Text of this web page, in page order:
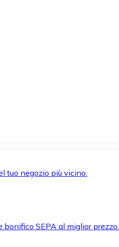
tuo negozio più vicino.
SEPA al miglior prezzo.